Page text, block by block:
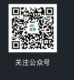
关注公众号